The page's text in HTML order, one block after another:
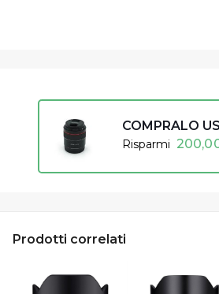
COMPRALO
Risparmi
Prodotti correlati